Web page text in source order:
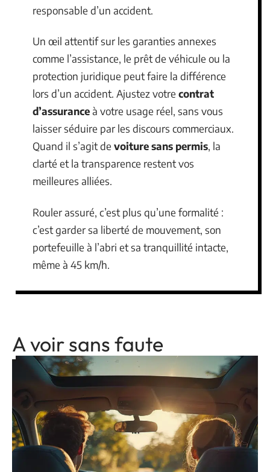
responsable d’un accident.
Un œil attentif sur les garanties annexes
comme l’assistance, le prêt de véhicule ou la
protection juridique peut faire la différence
lors d’un accident. Ajustez votre contrat
d’assuranceà votre usage réel, sans vous
laisser séduire par les discours commerciaux.
Quand il s’agit de voiture sans permis, la
clarté et la transparence restent vos
meilleures alliées.
Rouler assuré, c’est plus qu’une formalité :
c’est garder sa liberté de mouvement, son
portefeuille à l’abri et sa tranquillité intacte,
même à 45 km/h.
A voir sans faute